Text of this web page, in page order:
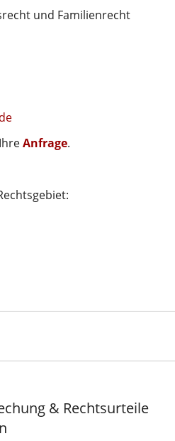
und Familienrecht
Anfrage.
& Rechtsurteile